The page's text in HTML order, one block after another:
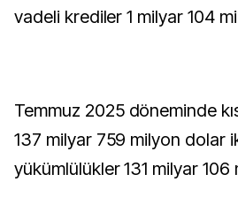
vadeli krediler 1 milyar 104
Temmuz 2025 döneminde
137 milyar 759 milyon dolar
yükümlülükler 131 milyar